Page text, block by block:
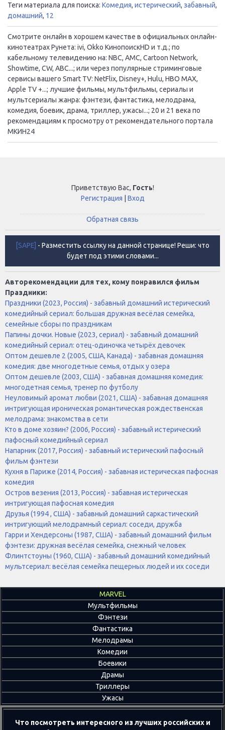
Теги материала для поиска: Комедия, истерический, забавный,
домашний, 12
Смотрите онлайн в хорошем качестве в официальных онлайн-
кинотеатрах Рунета: ivi, Okko КинопоискHD и т.д.; по
кабельному телевидению на: NBC, AMC, Cartoon Network,
Showtime, CW, ABC...; или через популярные стриминговые
сервисы вашего Smart TV: NetFlix, Disney+, Hulu, HBO MAX,
Apple TV +...; лучшие фильмы, мультфильмы, сериалы и
мультсериалы жанра: фэнтези, фантастика, мелодрама,
комедия, боевик, драма, триллер, ужасы...; 20 и 21 века по
рекомендациям к просмотру от рекомендательного портала
МКИН24
Приветствую Вас, Гость!
Регистрация
Вход
Обратная связь
[SAPE] - Разместить ссылку на данной странице! Реши: что
будет под этими словами...
Авторекомендации для тех, кому понравился фильм
Праздники:
Праздники (2023, Россия) - забавный домашний истерический
комедийный сериал: большая дружная весёлая семейка,
семейные сборы по праздникам
Папины дочки. Новые (2023, сериал) - забавный домашний
комедийный сериал: отец-одиночка четырёх девочек
Оптом дешевле 2 (2005, США, Канада) - забавная домашняя
комедия: две многодетные семья, отдых у озера
Оптом дешевле (2003, США) - забавная домашняя комедия:
многодетная семья, тренер по футболу
Неуловимый аромат любви (2021, США) - забавная домашняя
интригующая ироническая романтическая рождественская
мелодрама: знакомства в сети
Кто в доме хозяин? (2006, Россия) - забавный истерический
пафосный комедийный сериал
Напарник (2017, Россия) - забавный истерический пафосный
фильм фэнтези
Кухня в Париже (2014, Россия) - забавная истерическая пафосная
комедия
Остров везения (2013, Россия) - забавная истерическая
интригующая пафосная комедия
Друзья (1994 , США) - забавный домашний саркастический
интригующий мелодрамный сериал: соседи, дружба
Гарри и Хендерсоны (1987, США) - забавный домашний фильм
фэнтези: дружная весёлая семейка, снежный человек
Флинтстоуны (1960, США) - забавный домашний комедийный
мультсериал: весёлая семейка пещерных людей и их соседи
MARVEL
Мультфильмы
Фэнтези
Фантастика
Мелодрамы
Комедии
Боевики
Драмы
Триллеры
Ужасы
Что посмотреть интересного из лучших российских и